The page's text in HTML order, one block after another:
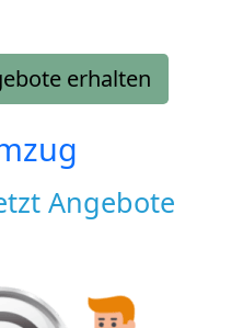
erhalten
Angebote